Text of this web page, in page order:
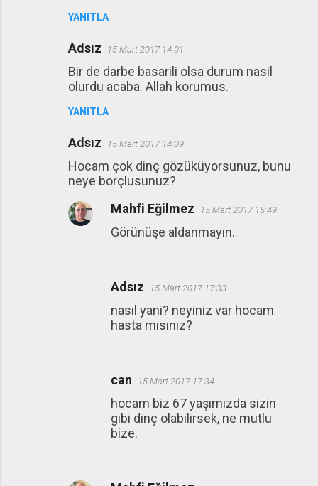
YANITLA
Adsız 15 Mart 2017 14:01
Bir de darbe basarili olsa durum nasil
olurdu acaba. Allah korumus.
YANITLA
Adsız 15 Mart 2017 14:09
Hocam çok dinç gözüküyorsunuz, bunu
neye borçlusunuz?
Mahfi Eğilmez 15 Mart 2017 15:49
Görünüşe aldanmayın.
Adsız 15 Mart 2017 17:33
nasıl yani? neyiniz var hocam
hasta mısınız?
can 15 Mart 2017 17:34
hocam biz 67 yaşımızda sizin
gibi dinç olabilirsek, ne mutlu
bize.